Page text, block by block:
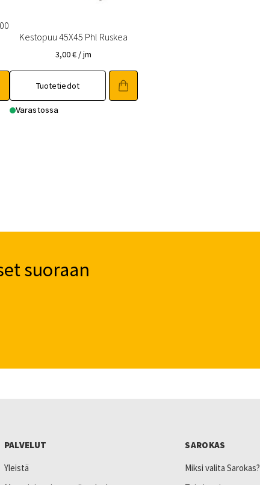
Kestopuu 45X45 Phl Ruskea
3,00€ / jm
Tuotetiedot
Varastossa
suoraan
PALVELUT
Yleistä
SAROKAS
Miksi valita Sarokas?